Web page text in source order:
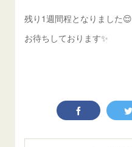
残り1週間程となりました😌
お待ちしております✨